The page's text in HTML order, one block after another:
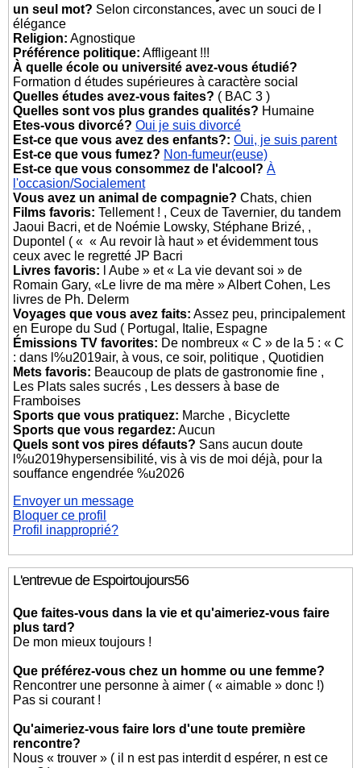
un seul mot? Selon circonstances, avec un souci de l
élégance
Religion: Agnostique
Préférence politique: Affligeant !!!
À quelle école ou université avez-vous étudié?
Formation d études supérieures à caractère social
Quelles études avez-vous faites? ( BAC 3 )
Quelles sont vos plus grandes qualités? Humaine
Etes-vous divorcé? Oui je suis divorcé
Est-ce que vous avez des enfants?: Oui, je suis parent
Est-ce que vous fumez? Non-fumeur(euse)
Est-ce que vous consommez de l'alcool? À
l'occasion/Socialement
Vous avez un animal de compagnie? Chats, chien
Films favoris: Tellement ! , Ceux de Tavernier, du tandem
Jaoui Bacri, et de Noémie Lowsky, Stéphane Brizé, ,
Dupontel ( « « Au revoir là haut » et évidemment tous
ceux avec le regretté JP Bacri
Livres favoris: l Aube » et « La vie devant soi » de
Romain Gary, «Le livre de ma mère » Albert Cohen, Les
livres de Ph. Delerm
Voyages que vous avez faits: Assez peu, principalement
en Europe du Sud ( Portugal, Italie, Espagne
Émissions TV favorites: De nombreux « C » de la 5 : « C
: dans l%u2019air, à vous, ce soir, politique , Quotidien
Mets favoris: Beaucoup de plats de gastronomie fine ,
Les Plats sales sucrés , Les dessers à base de
Framboises
Sports que vous pratiquez: Marche , Bicyclette
Sports que vous regardez: Aucun
Quels sont vos pires défauts? Sans aucun doute
l%u2019hypersensibilité, vis à vis de moi déjà, pour la
souffance engendrée %u2026
Envoyer un message
Bloquer ce profil
Profil inapproprié?
L'entrevue de Espoirtoujours56
Que faites-vous dans la vie et qu'aimeriez-vous faire
plus tard?
De mon mieux toujours !
Que préférez-vous chez un homme ou une femme?
Rencontrer une personne à aimer ( « aimable » donc !)
Pas si courant !
Qu'aimeriez-vous faire lors d'une toute première
rencontre?
Nous « trouver » ( il n est pas interdit d espérer, n est ce